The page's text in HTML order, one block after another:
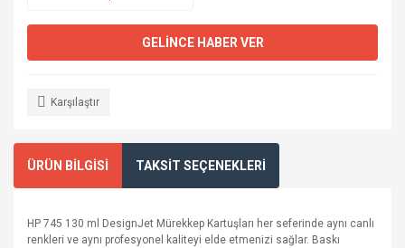
GELİNCE HABER VER
Karşılaştır
ÜRÜN BİLGİSİ TAKSİT SEÇENEKLERİ
HP 745 130 ml DesignJet Mürekkep Kartuşları her seferinde aynı canlı
renkleri ve aynı profesyonel kaliteyi elde etmenizi sağlar. Baskı